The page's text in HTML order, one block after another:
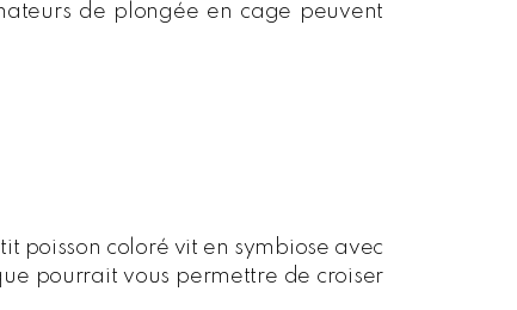
de plongée en cage peuvent
poisson coloré vit en symbiose avec
pourrait vous permettre de croiser